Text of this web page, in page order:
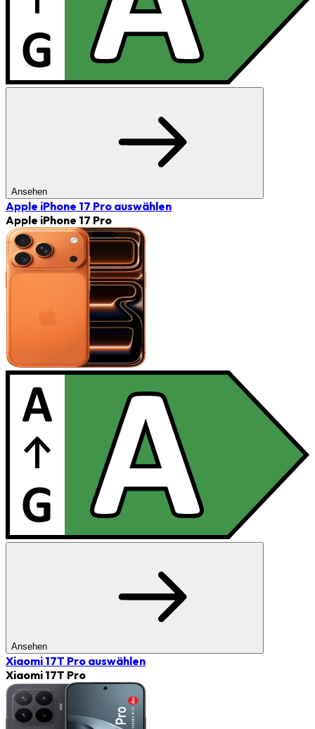
Ansehen
Apple iPhone 17 Pro auswählen
Apple iPhone 17 Pro
Ansehen
Xiaomi 17T Pro auswählen
Xiaomi 17T Pro